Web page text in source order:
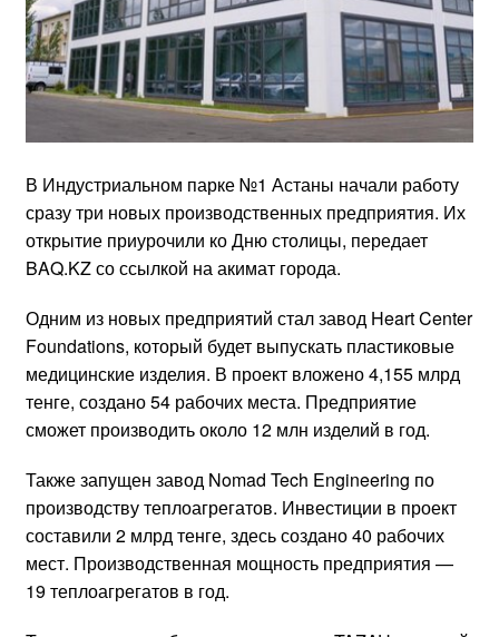
В Индустриальном парке №1 Астаны начали работу
сразу три новых производственных предприятия. Их
открытие приурочили ко Дню столицы, передает
BAQ.KZ со ссылкой на акимат города.
Одним из новых предприятий стал завод Heart Center
Foundations, который будет выпускать пластиковые
медицинские изделия. В проект вложено 4,155 млрд
тенге, создано 54 рабочих места. Предприятие
сможет производить около 12 млн изделий в год.
Также запущен завод Nomad Tech Engineering по
производству теплоагрегатов. Инвестиции в проект
составили 2 млрд тенге, здесь создано 40 рабочих
мест. Производственная мощность предприятия —
19 теплоагрегатов в год.